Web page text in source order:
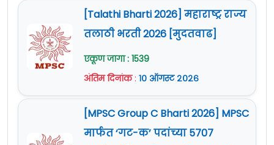
[Talathi Bharti 2026] महाराष्ट्र राज्य
तलाठी भरती 2026 [मुदतवाढ]
एकूण जागा : 1539
अंतिम दिनांक: १० ऑगस्ट २०२६
[MPSC Group C Bharti 2026] MPSC
मार्फत ‘गट-क’ पदांच्या 5707